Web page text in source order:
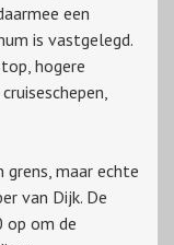
een
is vastgelegd.
hogere
grens, maar echte
van Dijk. De
op om de